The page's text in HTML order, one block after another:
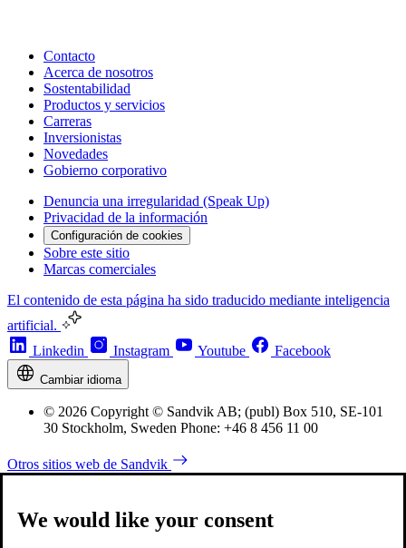
Contacto
Acerca de nosotros
Sostentabilidad
Productos y servicios
Carreras
Inversionistas
Novedades
Gobierno corporativo
Denuncia una irregularidad (Speak Up)
Privacidad de la información
Configuración de cookies
Sobre este sitio
Marcas comerciales
El contenido de esta página ha sido traducido mediante inteligencia
artificial.
Linkedin
Instagram Youtube Facebook
Cambiar idioma
© 2026 Copyright © Sandvik AB; (publ) Box 510, SE-101
30 Stockholm, Sweden Phone: +46 8 456 11 00
Otros sitios web de Sandvik
We would like your consent